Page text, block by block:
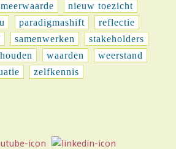
meerwaarde
nieuw toezicht
paradigmashift
reflectie
samenwerken
stakeholders
waarden
weerstand
zelfkennis